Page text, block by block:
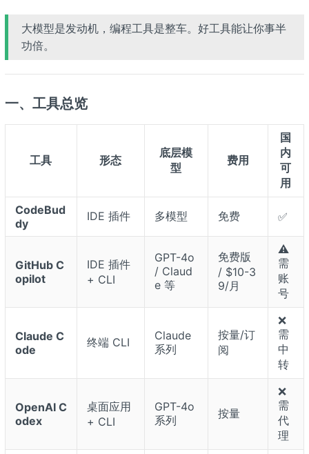
大模型是发动机，编程工具是整车。好工具能让你事半
功倍。
一、工具总览
工具 形态
底层模
型
费用
国
内
可
用
CodeBud
dy
IDE 插件 多模型 免费 ✅
GitHub C
opilot
IDE 插件
+ CLI
GPT-4o
/ Claud
e 等
免费版
/ $10-3
9/月
⚠️
需
账
号
Claude C
ode
终端 CLI
Claude
系列
按量/订
阅
❌
需
中
转
OpenAI C
odex
桌面应用
+ CLI
GPT-4o
系列
按量
❌
需
代
理